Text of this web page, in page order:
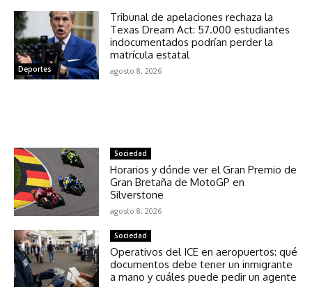
Deportes
Tribunal de apelaciones rechaza la
Texas Dream Act: 57.000 estudiantes
indocumentados podrían perder la
matrícula estatal
agosto 8, 2026
Sociedad
Horarios y dónde ver el Gran Premio de
Gran Bretaña de MotoGP en
Silverstone
agosto 8, 2026
Sociedad
Operativos del ICE en aeropuertos: qué
documentos debe tener un inmigrante
a mano y cuáles puede pedir un agente